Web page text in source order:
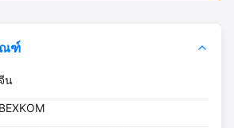
ณฑ์
น
BEXKOM